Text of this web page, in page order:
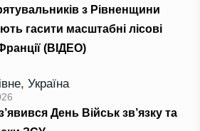
з Рівненщини
гасити масштабні лісові
(ВІДЕО)
, Україна
День Військ зв’язку та